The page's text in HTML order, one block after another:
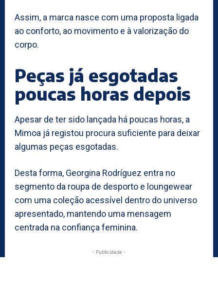
Assim, a marca nasce com uma proposta ligada
ao conforto, ao movimento e à valorização do
corpo.
Peças já esgotadas
poucas horas depois
Apesar de ter sido lançada há poucas horas, a
Mimoa já registou procura suficiente para deixar
algumas peças esgotadas.
Desta forma, Georgina Rodríguez entra no
segmento da roupa de desporto e loungewear
com uma coleção acessível dentro do universo
apresentado, mantendo uma mensagem
centrada na confiança feminina.
- Publicidade -